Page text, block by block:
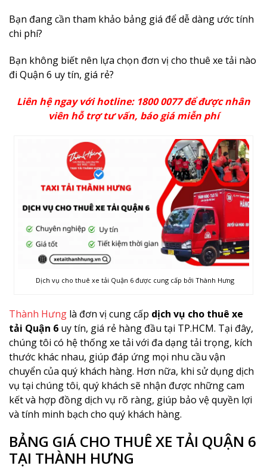
Bạn đang cần tham khảo bảng giá để dễ dàng ước tính
chi phí?
Bạn không biết nên lựa chọn đơn vị cho thuê xe tải nào
đi Quận 6 uy tín, giá rẻ?
Liên hệ ngay với hotline: 1800 0077 để được nhân
viên hỗ trợ tư vấn, báo giá miễn phí
Dịch vụ cho thuê xe tải Quận 6 được cung cấp bởi Thành Hưng
Thành Hưng là đơn vị cung cấp dịch vụ cho thuê xe
tải Quận 6 uy tín, giá rẻ hàng đầu tại TP.HCM. Tại đây,
chúng tôi có hệ thống xe tải với đa dạng tải trọng, kích
thước khác nhau, giúp đáp ứng mọi nhu cầu vận
chuyển của quý khách hàng. Hơn nữa, khi sử dụng dịch
vụ tại chúng tôi, quý khách sẽ nhận được những cam
kết và hợp đồng dịch vụ rõ ràng, giúp bảo vệ quyền lợi
và tính minh bạch cho quý khách hàng.
BẢNG GIÁ CHO THUÊ XE TẢI QUẬN 6
TẠI THÀNH HƯNG